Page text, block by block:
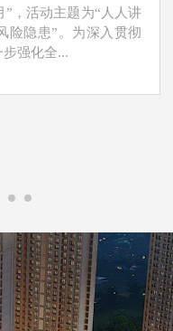
”，活动主题为“人人讲
隐患”。为深入贯彻
强化全...